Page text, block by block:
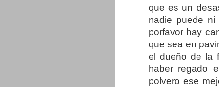
que es un
nadie puede
porfavor hay
que sea en
el dueño de la
haber regado
polvero ese